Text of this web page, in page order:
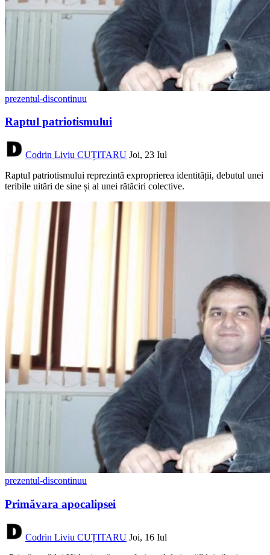
prezentul-discontinuu
Raptul patriotismului
Codrin Liviu CUȚITARU Joi, 23 Iul
Raptul patriotismului reprezintă exproprierea identității, debutul unei
teribile uitări de sine și al unei rătăciri colective.
prezentul-discontinuu
Primăvara apocalipsei
Codrin Liviu CUȚITARU Joi, 16 Iul